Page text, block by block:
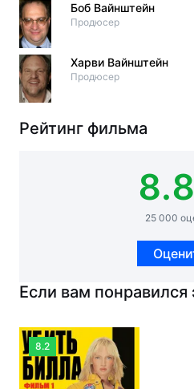
Боб Вайнштейн
Продюсер
Харви Вайнштейн
Продюсер
Рейтинг фильма
8.8
25 000
Если вам понравился
8.2